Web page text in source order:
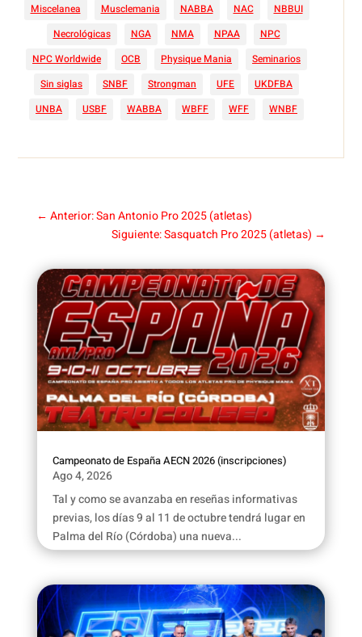
Miscelanea
Musclemania NABBA NAC
NBBUI
Necrológicas
NGA NMA NPAA
NPC
NPC Worldwide
OCB Physique Mania
Seminarios
Sin siglas
SNBF Strongman UFE
UKDFBA
UNBA
USBF WABBA WBFF WFF WNBF
← Anterior: San Antonio Pro 2025 (atletas)
Siguiente: Sasquatch Pro 2025 (atletas) →
Campeonato de España AECN 2026 (inscripciones)
Ago 4, 2026
Tal y como se avanzaba en reseñas informativas
previas, los días 9 al 11 de octubre tendrá lugar en
Palma del Río (Córdoba) una nueva...